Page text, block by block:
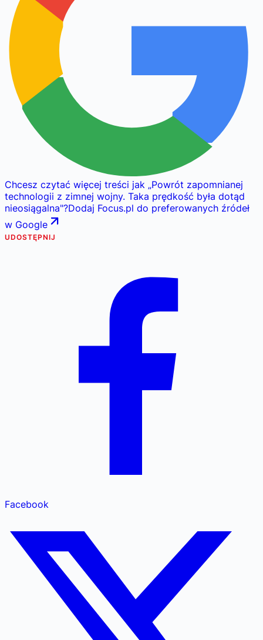
Chcesz czytać więcej treści jak „Powrót zapomnianej
technologii z zimnej wojny. Taka prędkość była dotąd
nieosiągalna"?Dodaj Focus.pl do preferowanych źródeł
w Google
UDOSTĘPNIJ
Facebook